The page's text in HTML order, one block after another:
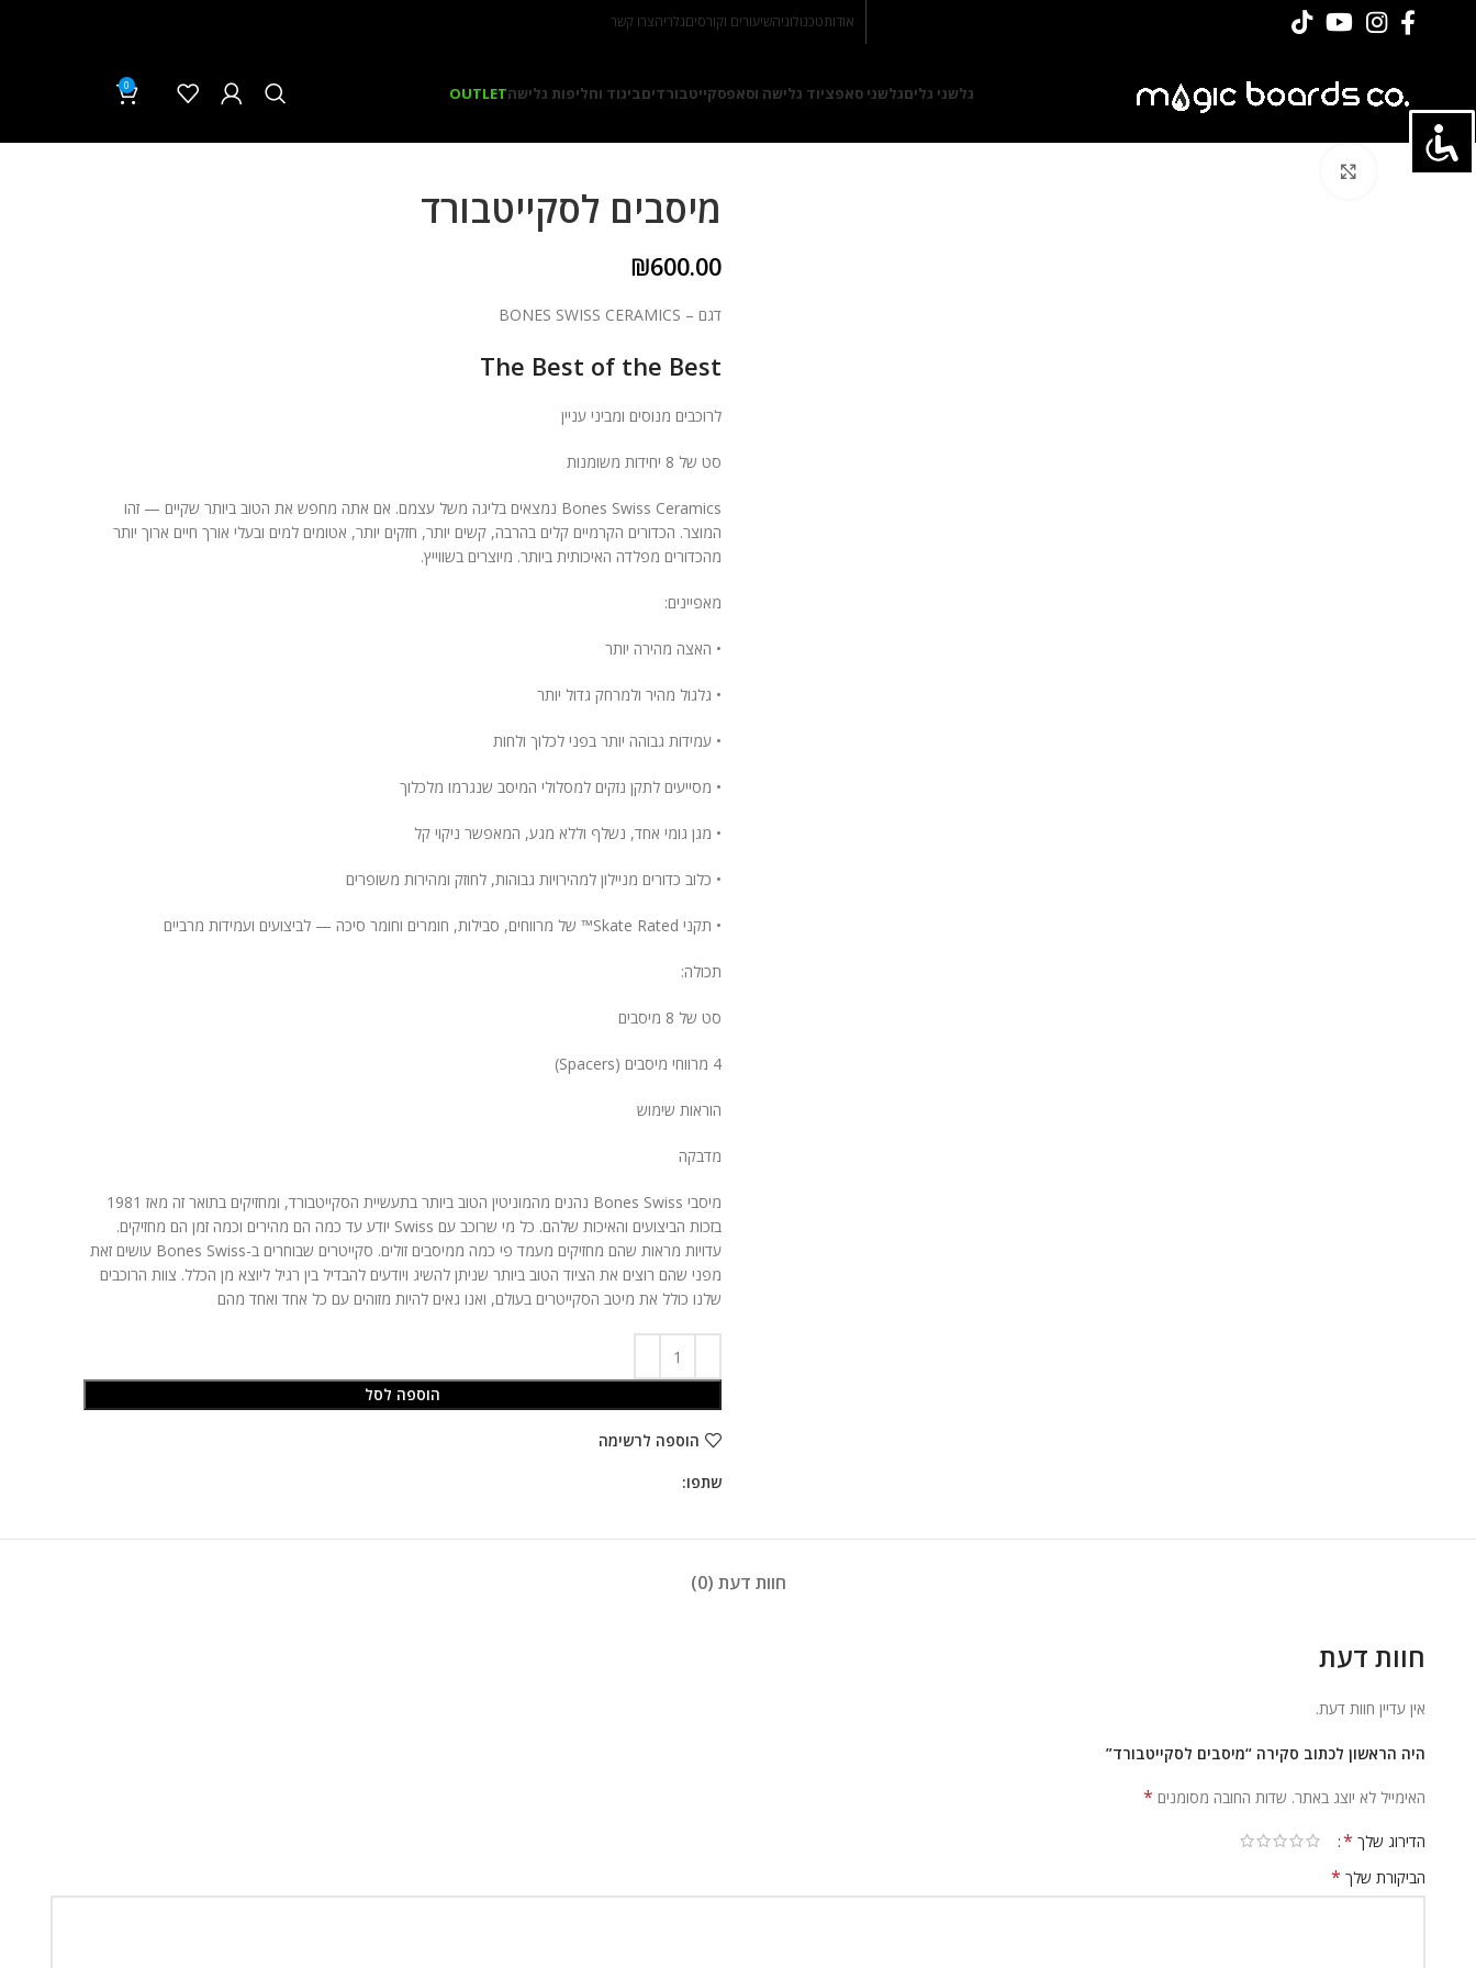
אודותטכנולוגיהשיעורים וקורסיםגלריהצרו קשר
גלשני גליםגלשני סאפציוד גלישה וסאפסקייטבורדיםביגוד וחליפות גלישהOUTLET
0
מיסבים לסקייטבורד
₪600.00
דגם – BONES SWISS CERAMICS
The Best of the Best
לרוכבים מנוסים ומביני עניין
סט של 8 יחידות משומנות
Bones Swiss Ceramics נמצאים בליגה משל עצמם. אם אתה מחפש את הטוב ביותר שקיים — זהו
המוצר. הכדורים הקרמיים קלים בהרבה, קשים יותר, חזקים יותר, אטומים למים ובעלי אורך חיים ארוך יותר
מהכדורים מפלדה האיכותית ביותר. מיוצרים בשווייץ.
מאפיינים:
• האצה מהירה יותר
• גלגול מהיר ולמרחק גדול יותר
• עמידות גבוהה יותר בפני לכלוך ולחות
• מסייעים לתקן נזקים למסלולי המיסב שנגרמו מלכלוך
• מגן גומי אחד, נשלף וללא מגע, המאפשר ניקוי קל
• כלוב כדורים מניילון למהירויות גבוהות, לחוזק ומהירות משופרים
• תקני Skate Rated™ של מרווחים, סבילות, חומרים וחומר סיכה — לביצועים ועמידות מרביים
תכולה:
סט של 8 מיסבים
4 מרווחי מיסבים (Spacers)
הוראות שימוש
מדבקה
מיסבי Bones Swiss נהנים מהמוניטין הטוב ביותר בתעשיית הסקייטבורד, ומחזיקים בתואר זה מאז 1981
בזכות הביצועים והאיכות שלהם. כל מי שרוכב עם Swiss יודע עד כמה הם מהירים וכמה זמן הם מחזיקים.
עדויות מראות שהם מחזיקים מעמד פי כמה ממיסבים זולים. סקייטרים שבוחרים ב-Bones Swiss עושים זאת
מפני שהם רוצים את הציוד הטוב ביותר שניתן להשיג ויודעים להבדיל בין רגיל ליוצא מן הכלל. צוות הרוכבים
שלנו כולל את מיטב הסקייטרים בעולם, ואנו גאים להיות מזוהים עם כל אחד ואחד מהם
הוספה לסל
הוספה לרשימה
שתפו:
חוות דעת (0)
חוות דעת
אין עדיין חוות דעת.
היה הראשון לכתוב סקירה “מיסבים לסקייטבורד”
האימייל לא יוצג באתר. שדות החובה מסומנים *
הדירוג שלך *
הביקורת שלך *